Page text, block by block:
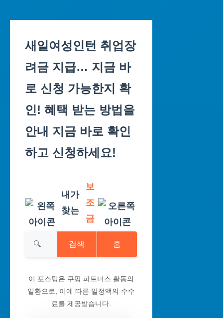
content
새일여성인턴 취업장
려금 지급… 지금 바
로 신청 가능한지 확
인! 혜택 받는 방법을
안내 지금 바로 확인
하고 신청하세요!
내가
찾는
보
조
금
검색 홈
이 포스팅은 쿠팡 파트너스 활동의
일환으로, 이에 따른 일정액의 수수
료를 제공받습니다.